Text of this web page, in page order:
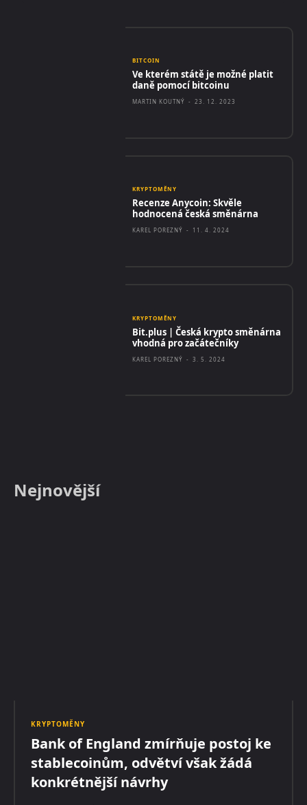
BITCOIN
Ve kterém státě je možné platit
daně pomocí bitcoinu
MARTIN KOUTNÝ - 23. 12. 2023
KRYPTOMĚNY
Recenze Anycoin: Skvěle
hodnocená česká směnárna
KAREL POREZNÝ - 11. 4. 2024
KRYPTOMĚNY
Bit.plus | Česká krypto směnárna
vhodná pro začátečníky
KAREL POREZNÝ - 3. 5. 2024
Nejnovější
KRYPTOMĚNY
Bank of England zmírňuje postoj ke
stablecoinům, odvětví však žádá
konkrétnější návrhy